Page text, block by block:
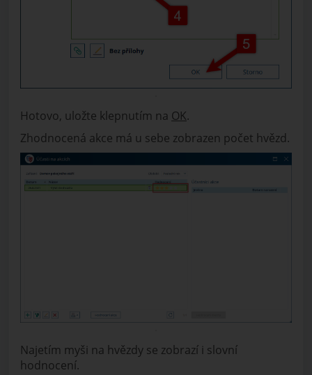
Hotovo, uložte klepnutím na OK.
Zhodnocená akce má u sebe zobrazen počet hvězd.
Najetím myši na hvězdy se zobrazí i slovní
hodnocení.